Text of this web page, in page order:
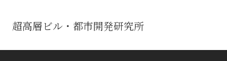
超高層ビル・都市開発研究所